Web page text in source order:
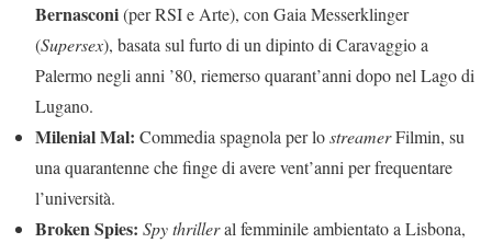
Bernasconi(per RSI e Arte), con Gaia Messerklinger
(Supersex), basata sul furto di un dipinto di Caravaggio a
Palermo negli anni ’80, riemerso quarant’anni dopo nel Lago di
Lugano.
Milenial Mal: Commedia spagnola per lostreamerFilmin, su
una quarantenne che finge di avere vent’anni per frequentare
l’università.
Broken Spies: Spy thrilleral femminile ambientato a Lisbona,